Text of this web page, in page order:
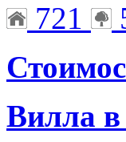
721
Вилла